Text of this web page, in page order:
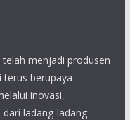
Chevron telah
terkemuka di
berupaya menggali
menghasilkan